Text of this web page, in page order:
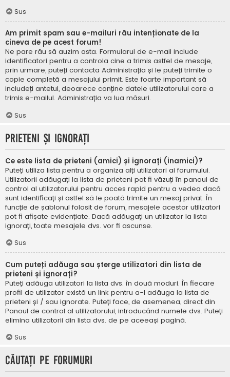
Sus
Am primit spam sau e-mailuri rău intenționate de la
cineva de pe acest forum!
Ne pare rău să auzim asta. Formularul de e-mail include
identificatori pentru a controla cine a trimis astfel de mesaje,
prin urmare, puteți contacta Administrația și le puteți trimite o
copie completă a mesajului primit. Este foarte important să
includeți antetul, deoarece conține datele utilizatorului care a
trimis e-mailul. Administrația va lua măsuri.
Sus
Prieteni și ignorați
Ce este lista de prieteni (amici) și ignorați (inamici)?
Puteți utiliza lista pentru a organiza alți utilizatori ai forumului.
Utilizatorii adăugați la lista de prieteni pot fi văzuți în panoul de
control al utilizatorului pentru acces rapid pentru a vedea dacă
sunt identificați și astfel să le poată trimite un mesaj privat. În
funcție de șablonul folosit de forum, mesajele acestor utilizatori
pot fi afișate evidențiate. Dacă adăugați un utilizator la lista
ignorați, toate mesajele dvs. vor fi ascunse.
Sus
Cum puteți adăuga sau șterge utilizatori din lista de
prieteni și ignorați?
Puteți adăuga utilizatori la lista dvs. în două moduri. În fiecare
profil de utilizator există un link pentru a-l adăuga la lista de
prieteni și / sau ignorate. Puteți face, de asemenea, direct din
Panoul de control al utilizatorului, introducând numele dvs. Puteți
elimina utilizatorii din lista dvs. de pe aceeași pagină.
Sus
Căutați pe forumuri